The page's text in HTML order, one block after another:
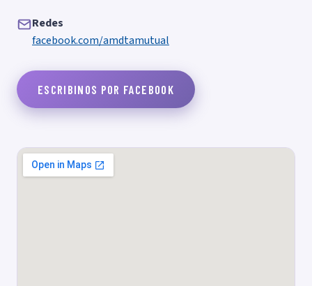
Redes
facebook.com/amdtamutual
ESCRIBINOS POR FACEBOOK